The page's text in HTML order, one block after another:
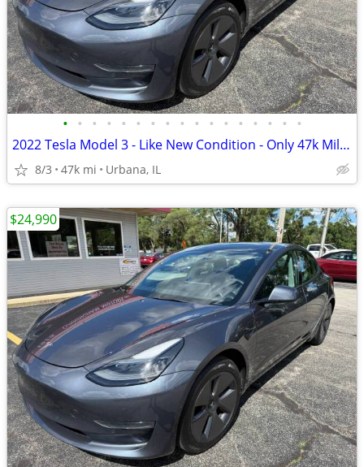
• • • • • • • • • • • • • • • • •
2022 Tesla Model 3 - Like New Condition - Only 47k Miles!
8/3 47k mi Urbana, IL
$24,990